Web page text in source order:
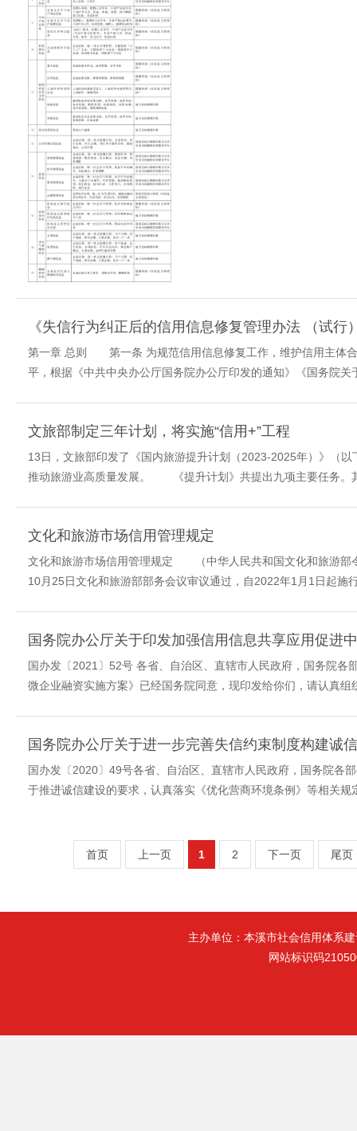
《失信行为纠正后的信用信息修复管理办法 （试
第一章 总则 第一条 为规范信用信息修复工作，维护信用主体
平，根据《中共中央办公厅国务院办公厅印发的通知》《国务院
文旅部制定三年计划，将实施“信用+”工程
13日，文旅部印发了《国内旅游提升计划（2023-2025年）》（
推动旅游业高质量发展。 《提升计划》共提出九项主要任务。
文化和旅游市场信用管理规定
文化和旅游市场信用管理规定 （中华人民共和国文化和旅游部
10月25日文化和旅游部部务会议审议通过，自2022年1月1日
国务院办公厅关于印发加强信用信息共享应用促进
国办发〔2021〕52号 各省、自治区、直辖市人民政府，国务院
微企业融资实施方案》已经国务院同意，现印发给你们，请认
国务院办公厅关于进一步完善失信约束制度构建诚
国办发〔2020〕49号各省、自治区、直辖市人民政府，国务院
于推进诚信建设的要求，认真落实《优化营商环境条例》等相关
首页 上一页 1 2 下一页 尾页
主办单位：本溪市社会信用体系
网站标识码